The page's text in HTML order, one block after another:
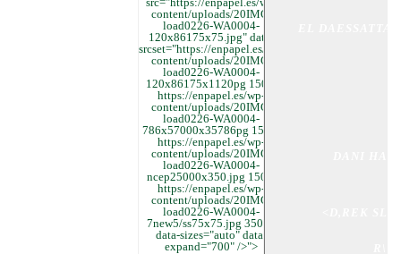
src="https://enpapel.es/wp-
content/uploads/20IMG-
load0226-WA0004-
120x86175x75.jpg" data-
srcset="https://enpapel.es/wp-
content/uploads/20IMG-
load0226-WA0004-
120x86175x1120pg 150w,
https://enpapel.es/wp-
content/uploads/20IMG-
load0226-WA0004-
786x57000x35786pg 150w,
https://enpapel.es/wp-
content/uploads/20IMG-
load0226-WA0004-
ncep25000x350.jpg 150w,
https://enpapel.es/wp-
content/uploads/20IMG-
load0226-WA0004-
7new5/ss75x75.jpg 350w"
data-sizes="auto" data-
expand="700" />">